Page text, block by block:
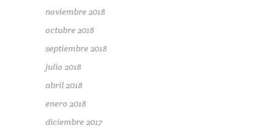
noviembre 2018
octubre 2018
septiembre 2018
julio 2018
abril 2018
enero 2018
diciembre 2017